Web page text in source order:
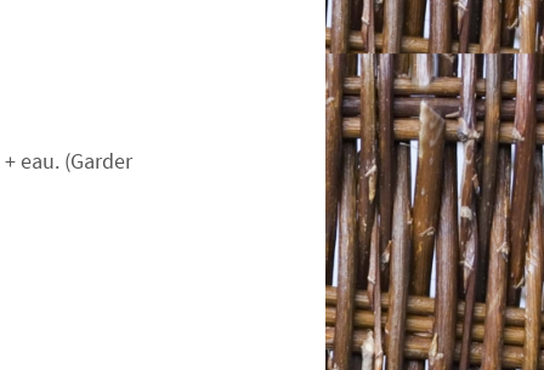
eau. (Garder